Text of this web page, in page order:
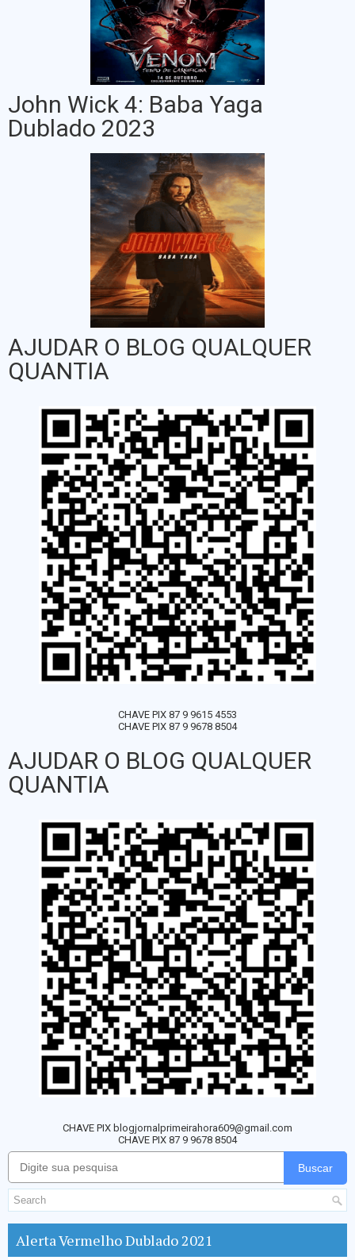
John Wick 4: Baba Yaga
Dublado 2023
AJUDAR O BLOG QUALQUER
QUANTIA
CHAVE PIX 87 9 9615 4553
CHAVE PIX 87 9 9678 8504
AJUDAR O BLOG QUALQUER
QUANTIA
CHAVE PIX blogjornalprimeirahora609@gmail.com
CHAVE PIX 87 9 9678 8504
Buscar
Alerta Vermelho Dublado 2021